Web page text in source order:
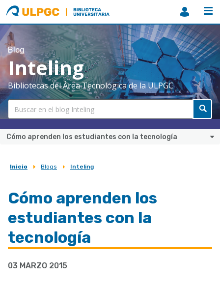
ULPGC
Biblioteca
ULPGC
Blog
Inteling
Bibliotecas del Área Tecnológica de la ULPGC
Cómo aprenden los estudiantes con la tecnología
Sobrescribir
de
ayuda
a
la
navegación
Inicio Blogs Inteling
Cómo aprenden los
estudiantes con la
tecnología
03 MARZO 2015